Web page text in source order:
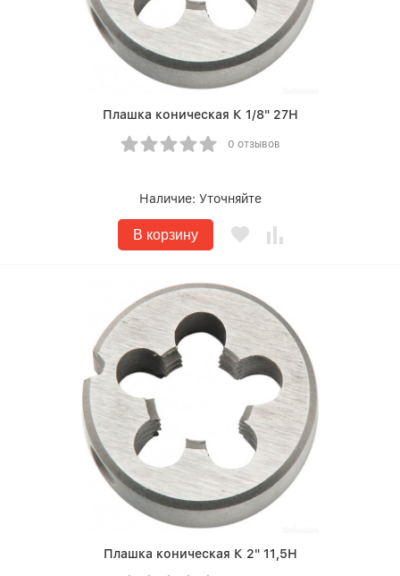
Плашка коническая К 1/8" 27Н
0 отзывов
Наличие: Уточняйте
В корзину
Плашка коническая К 2" 11,5Н